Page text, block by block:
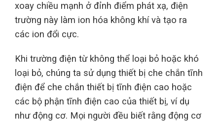
xoay chiều mạnh ở đỉnh điểm phát xạ, điện
trường này làm ion hóa không khí và tạo ra
các ion đổi cực.
Khi trường điện từ không thể loại bỏ hoặc khó
loại bỏ, chúng ta sử dụng thiết bị che chắn tĩnh
điện để che chắn thiết bị tĩnh điện cao hoặc
các bộ phận tĩnh điện cao của thiết bị, ví dụ
như động cơ. Mọi người đều biết rằng động cơ